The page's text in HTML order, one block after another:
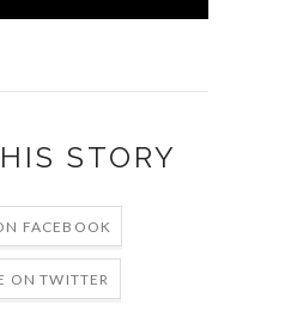
STORY
FACEBOOK
ON TWITTER